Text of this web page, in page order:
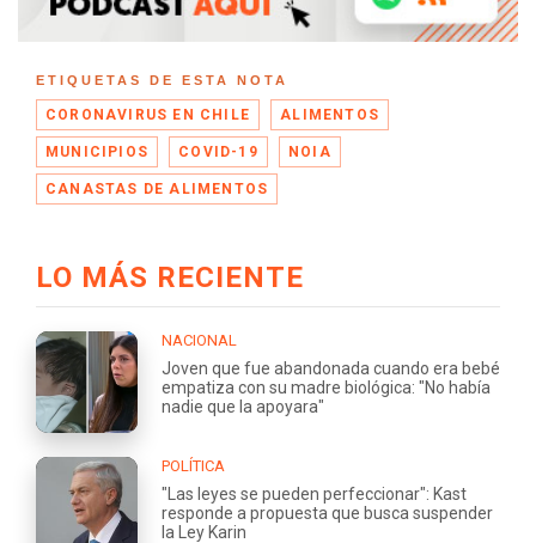
ETIQUETAS DE ESTA NOTA
CORONAVIRUS EN CHILE ALIMENTOS
MUNICIPIOS COVID-19 NOIA
CANASTAS DE ALIMENTOS
LO MÁS RECIENTE
NACIONAL
Joven que fue abandonada cuando era bebé
empatiza con su madre biológica: "No había
nadie que la apoyara"
POLÍTICA
"Las leyes se pueden perfeccionar": Kast
responde a propuesta que busca suspender
la Ley Karin